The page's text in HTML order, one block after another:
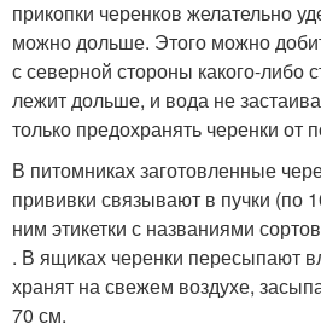
прикопки черенков желательно
можно дольше. Этого можно
с северной стороны какого-либо
лежит дольше, и вода не
только предохранять черенки
В питомниках заготовленные
прививки связывают в пучки (по
ним этикетки с названиями
. В ящиках черенки пересыпают
хранят на свежем воздухе,
70 см.